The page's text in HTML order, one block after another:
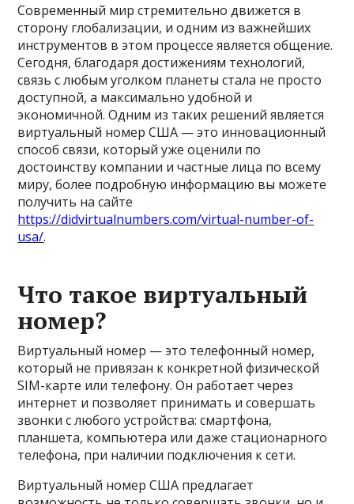
Современный мир стремительно движется в
сторону глобализации, и одним из важнейших
инструментов в этом процессе является общение.
Сегодня, благодаря достижениям технологий,
связь с любым уголком планеты стала не просто
доступной, а максимально удобной и
экономичной. Одним из таких решений является
виртуальный номер США — это инновационный
способ связи, который уже оценили по
достоинству компании и частные лица по всему
миру, более подробную информацию вы можете
получить на сайте
https://didvirtualnumbers.com/virtual-number-of-
usa/.
Что такое виртуальный
номер?
Виртуальный номер — это телефонный номер,
который не привязан к конкретной физической
SIM-карте или телефону. Он работает через
интернет и позволяет принимать и совершать
звонки с любого устройства: смартфона,
планшета, компьютера или даже стационарного
телефона, при наличии подключения к сети.
Виртуальный номер США предлагает